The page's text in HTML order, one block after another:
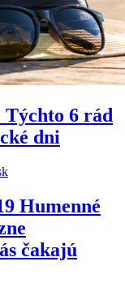
Týchto 6 rád
dni
Humenné
čakajú